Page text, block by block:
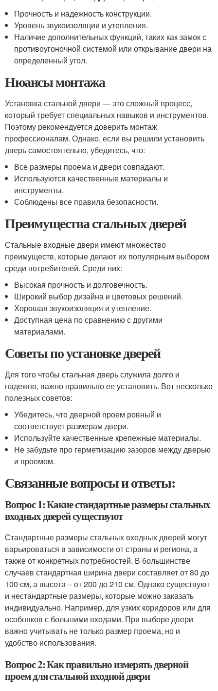
Прочность и надежность конструкции.
Уровень звукоизоляции и утепления.
Наличие дополнительных функций, таких как замок с
противоугоночной системой или открывание двери на
определенный угол.
Нюансы монтажа
Установка стальной двери — это сложный процесс,
который требует специальных навыков и инструментов.
Поэтому рекомендуется доверить монтаж
профессионалам. Однако, если вы решили установить
дверь самостоятельно, убедитесь, что:
Все размеры проема и двери совпадают.
Используются качественные материалы и
инструменты.
Соблюдены все правила безопасности.
Преимущества стальных дверей
Стальные входные двери имеют множество
преимуществ, которые делают их популярным выбором
среди потребителей. Среди них:
Высокая прочность и долговечность.
Широкий выбор дизайна и цветовых решений.
Хорошая звукоизоляция и утепление.
Доступная цена по сравнению с другими
материалами.
Советы по установке дверей
Для того чтобы стальная дверь служила долго и
надежно, важно правильно ее установить. Вот несколько
полезных советов:
Убедитесь, что дверной проем ровный и
соответствует размерам двери.
Используйте качественные крепежные материалы.
Не забудьте про герметизацию зазоров между дверью
и проемом.
Связанные вопросы и ответы:
Вопрос 1: Какие стандартные размеры стальных
входных дверей существуют
Стандартные размеры стальных входных дверей могут
варьироваться в зависимости от страны и региона, а
также от конкретных потребностей. В большинстве
случаев стандартная ширина двери составляет от 80 до
100 см, а высота – от 200 до 210 см. Однако существуют
и нестандартные размеры, которые можно заказать
индивидуально. Например, для узких коридоров или для
особняков с большими входами. При выборе двери
важно учитывать не только размер проема, но и
удобство использования.
Вопрос 2: Как правильно измерять дверной
проем для стальной входной двери